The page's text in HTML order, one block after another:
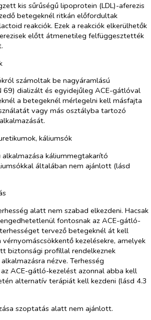
kis sűrűségű lipoprotein (LDL)-aferezis
betegeknél ritkán előfordultak
reakciók. Ezek a reakciók elkerülhetők
előtt átmenetileg felfüggesztették
számoltak be nagyáramlású
69) dializált és egyidejűleg ACE-gátlóval
a betegeknél mérlegelni kell másfajta
vagy más osztályba tartozó
káliumsók
káliummegtakarító
általában nem ajánlott (lásd
alatt nem szabad elkezdeni. Hacsak
fontosnak az ACE-gátló-
tervező betegeknél át kell
kezelésekre, amelyek
biztonsági profillal rendelkeznek
nézve. Terhesség
ACE-gátló-kezelést azonnal abba kell
alternatív terápiát kell kezdeni (lásd 4.3
szoptatás alatt nem ajánlott.